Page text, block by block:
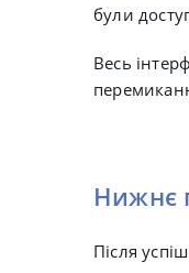
були
Весь
Нижнє
Після